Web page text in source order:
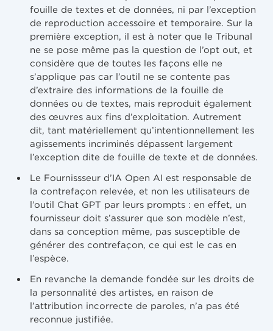
fouille de textes et de données, ni par l’exception
de reproduction accessoire et temporaire. Sur la
première exception, il est à noter que le Tribunal
ne se pose même pas la question de l’opt out, et
considère que de toutes les façons elle ne
s’applique pas car l’outil ne se contente pas
d’extraire des informations de la fouille de
données ou de textes, mais reproduit également
des œuvres aux fins d’exploitation. Autrement
dit, tant matériellement qu’intentionnellement les
agissements incriminés dépassent largement
l’exception dite de fouille de texte et de données.
Le Fournissseur d’IA Open AI est responsable de
la contrefaçon relevée, et non les utilisateurs de
l’outil Chat GPT par leurs prompts : en effet, un
fournisseur doit s’assurer que son modèle n’est,
dans sa conception même, pas susceptible de
générer des contrefaçon, ce qui est le cas en
l’espèce.
En revanche la demande fondée sur les droits de
la personnalité des artistes, en raison de
l’attribution incorrecte de paroles, n’a pas été
reconnue justifiée.